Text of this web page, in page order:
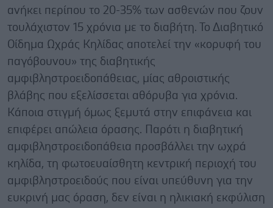
ανήκει περίπου το 20-35% των ασθενών που ζουν
τουλάχιστον 15 χρόνια με το διαβήτη. Το Διαβητικό
Οίδημα Ωχράς Κηλίδας αποτελεί την «κορυφή του
παγόβουνου» της διαβητικής
αμφιβληστροειδοπάθειας, μίας αθροιστικής
βλάβης που εξελίσσεται αθόρυβα για χρόνια.
Κάποια στιγμή όμως ξεμυτά στην επιφάνεια και
επιφέρει απώλεια όρασης. Παρότι η διαβητική
αμφιβληστροειδοπάθεια προσβάλλει την ωχρά
κηλίδα, τη φωτοευαίσθητη κεντρική περιοχή του
αμφιβληστροειδούς που είναι υπεύθυνη για την
ευκρινή μας όραση, δεν είναι η ηλικιακή εκφύλιση